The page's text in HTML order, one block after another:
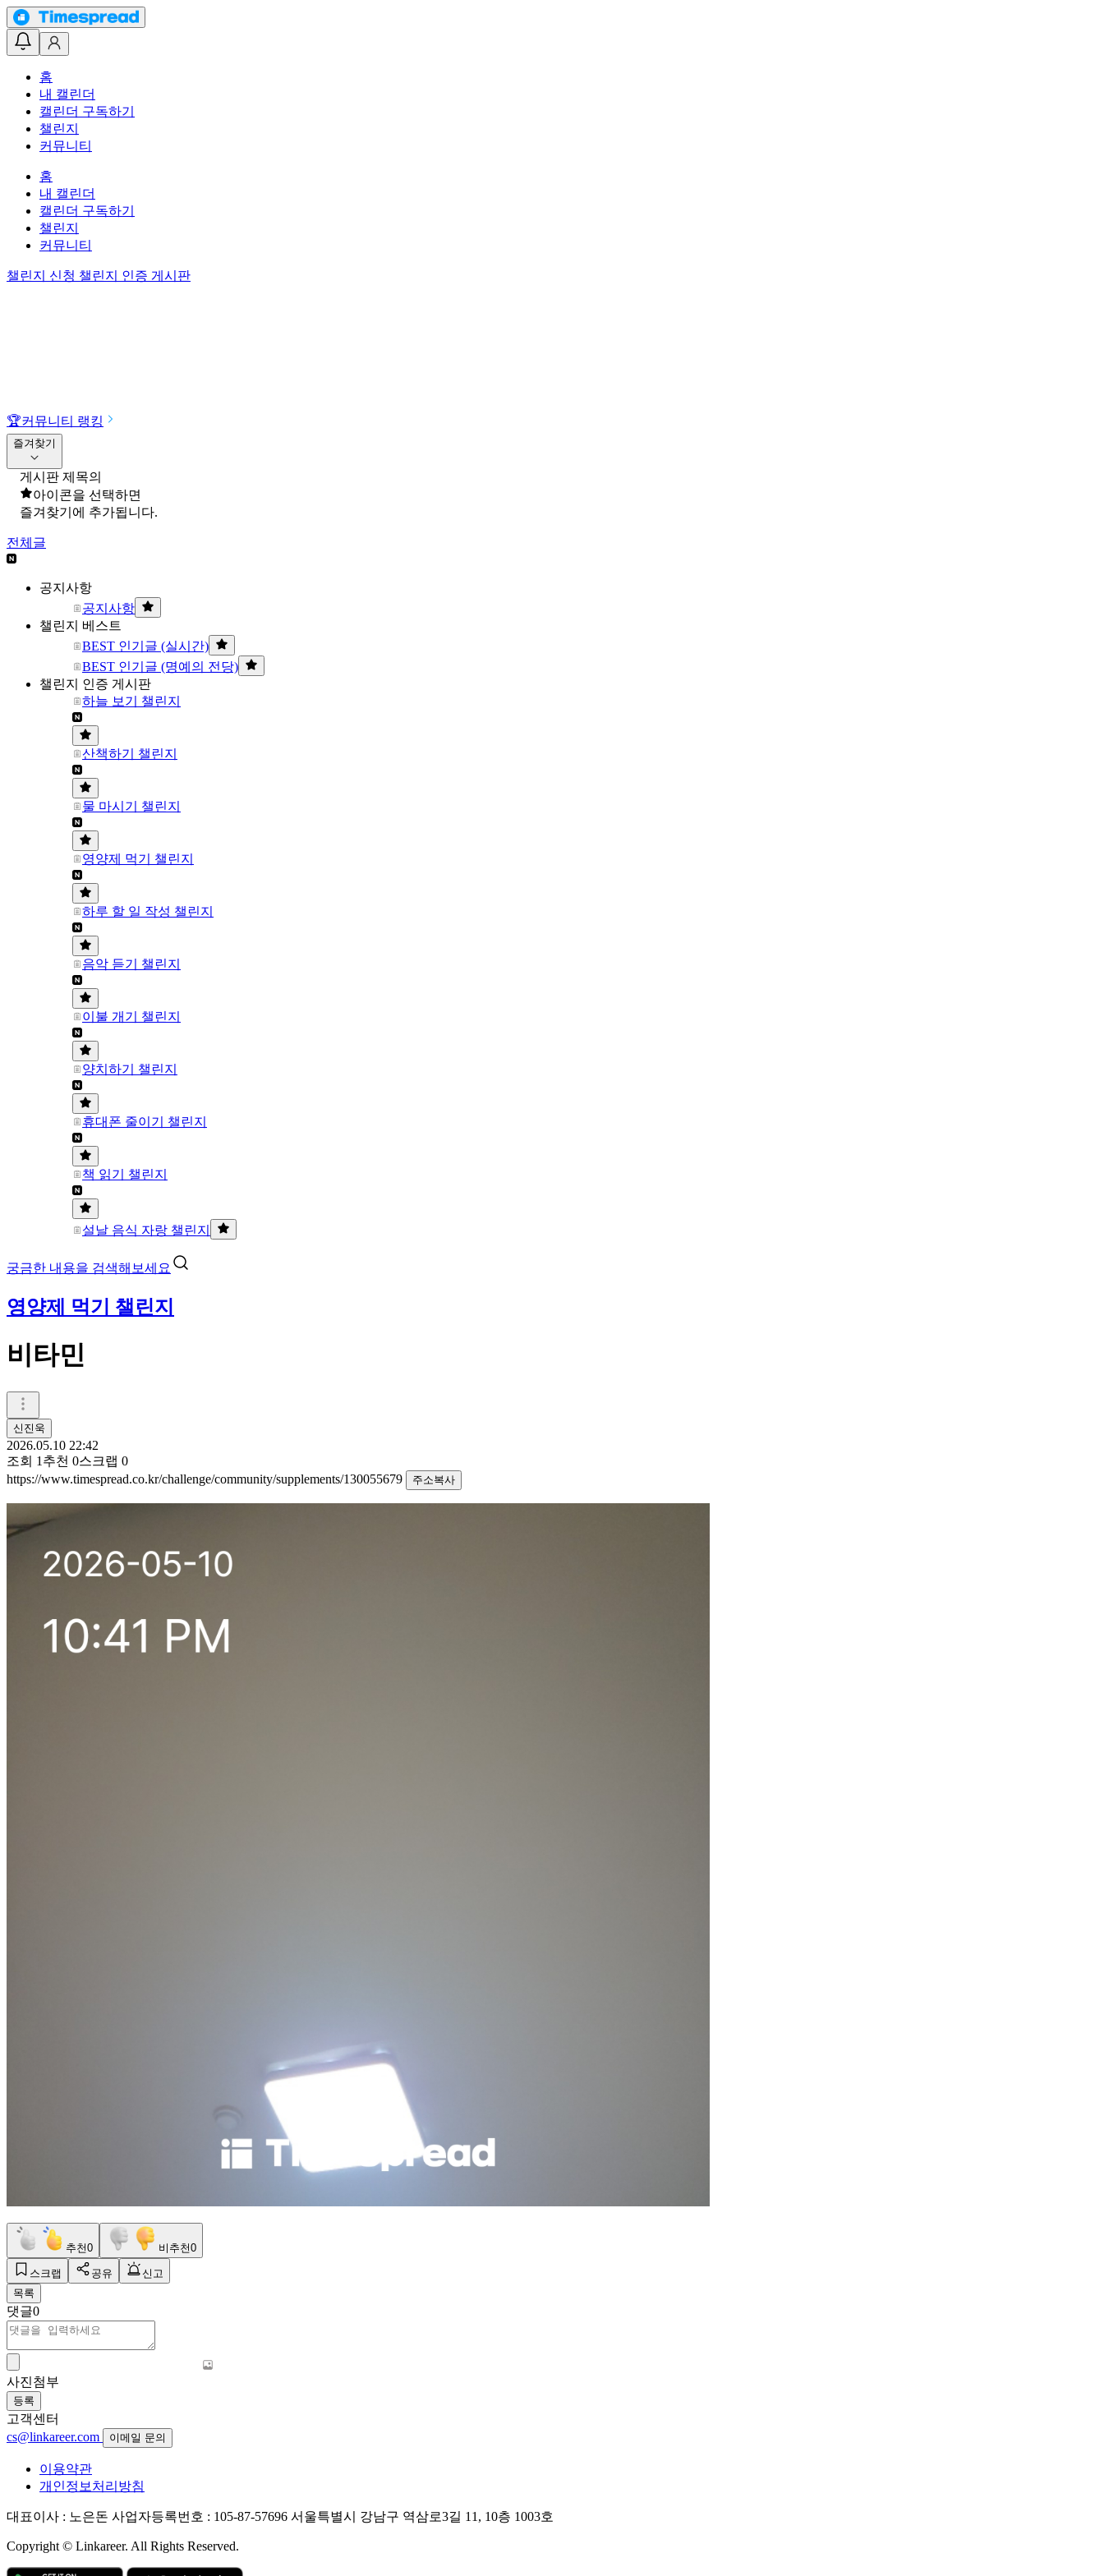
홈
내 캘린더
캘린더 구독하기
챌린지
커뮤니티
홈
내 캘린더
캘린더 구독하기
챌린지
커뮤니티
챌린지 신청 챌린지 인증 게시판
🏆커뮤니티 랭킹
즐겨찾기
게시판 제목의
아이콘을 선택하면
즐겨찾기에 추가됩니다.
전체글
공지사항
공지사항
챌린지 베스트
BEST 인기글 (실시간)
BEST 인기글 (명예의 전당)
챌린지 인증 게시판
하늘 보기 챌린지
산책하기 챌린지
물 마시기 챌린지
영양제 먹기 챌린지
하루 할 일 작성 챌린지
음악 듣기 챌린지
이불 개기 챌린지
양치하기 챌린지
휴대폰 줄이기 챌린지
책 읽기 챌린지
설날 음식 자랑 챌린지
궁금한 내용을 검색해보세요
영양제 먹기 챌린지
비타민
신진욱
2026.05.10 22:42
조회 1 추천 0스크랩 0
https://www.timespread.co.kr/challenge/community/supplements/130055679
주소복사
추천0 비추천0
스크랩 공유
신고
목록
댓글0
사진첨부
등록
고객센터
cs@linkareer.com
이메일 문의
이용약관
개인정보처리방침
대표이사 : 노은돈 사업자등록번호 : 105-87-57696 서울특별시 강남구 역삼로3길 11, 10층 1003호
Copyright © Linkareer. All Rights Reserved.